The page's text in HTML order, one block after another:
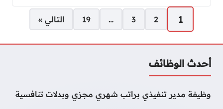
1
2
3
…
19 التالي »
أحدث الوظائف
وظيفة مدير تنفيذي براتب شهري مجزي وبدلات تنافسية